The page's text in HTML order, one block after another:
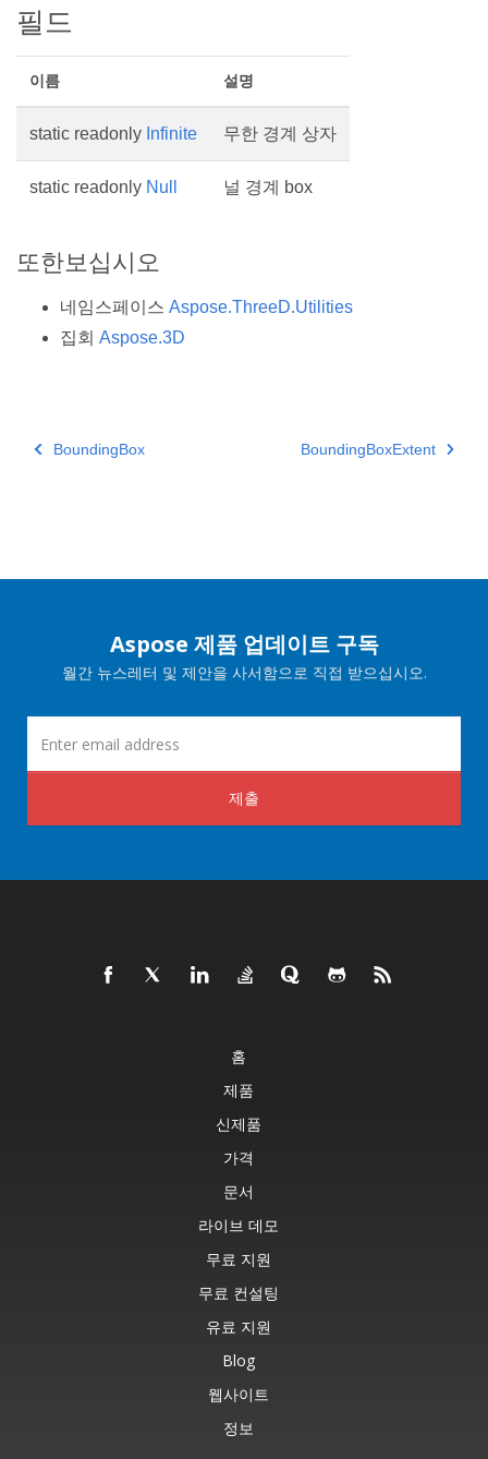
필드
이름 설명
static readonly Infinite 무한 경계 상자
static readonly Null 널 경계 box
또한보십시오
네임스페이스 Aspose.ThreeD.Utilities
집회 Aspose.3D
BoundingBox BoundingBoxExtent
Aspose 제품 업데이트 구독
월간 뉴스레터 및 제안을 사서함으로 직접 받으십시오.
제출
홈
제품
신제품
가격
문서
라이브 데모
무료 지원
무료 컨설팅
유료 지원
Blog
웹사이트
정보